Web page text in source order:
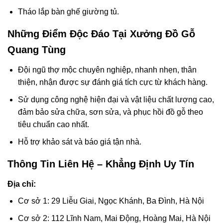
Tháo lắp bàn ghế giường tủ.
Những Điểm Độc Đáo Tại Xưởng Đồ Gỗ
Quang Tùng
Đội ngũ thợ mộc chuyên nghiệp, nhanh nhẹn, thân
thiện, nhận được sự đánh giá tích cực từ khách hàng.
Sử dụng công nghệ hiện đại và vật liệu chất lượng cao,
đảm bảo sửa chữa, sơn sửa, và phục hồi đồ gỗ theo
tiêu chuẩn cao nhất.
Hỗ trợ khảo sát và báo giá tận nhà.
Thông Tin Liên Hệ – Khẳng Định Uy Tín
Địa chỉ:
Cơ sở 1: 29 Liễu Giai, Ngọc Khánh, Ba Đình, Hà Nội
Cơ sở 2: 112 Lĩnh Nam, Mai Động, Hoàng Mai, Hà Nội